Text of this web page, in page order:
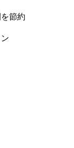
節約